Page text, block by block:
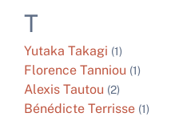
T
Yutaka Takagi (1)
Florence Tanniou (1)
Alexis Tautou (2)
Bénédicte Terrisse (1)